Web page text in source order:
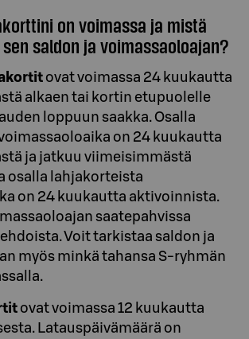
on voimassa ja mistä
saldon ja voimassaoloajan?
ovat voimassa 24 kuukautta
alkaen tai kortin etupuolelle
loppuun saakka. Osalla
on 24 kuukautta
ja jatkuu viimeisimmästä
osalla lahjakorteista
on 24 kuukautta aktivoinnista.
saatepahvissa
Voit tarkistaa saldon ja
myös minkä tahansa S-ryhmän
ovat voimassa 12 kuukautta
Latauspäivämäärä on